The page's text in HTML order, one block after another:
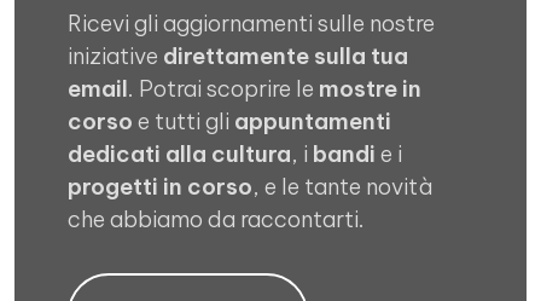
Ricevi gli aggiornamenti sulle nostre
iniziative direttamente sulla tua
email. Potrai scoprire le mostre in
corso e tutti gli appuntamenti
dedicati alla cultura, i bandi e i
progetti in corso, e le tante novità
che abbiamo da raccontarti.